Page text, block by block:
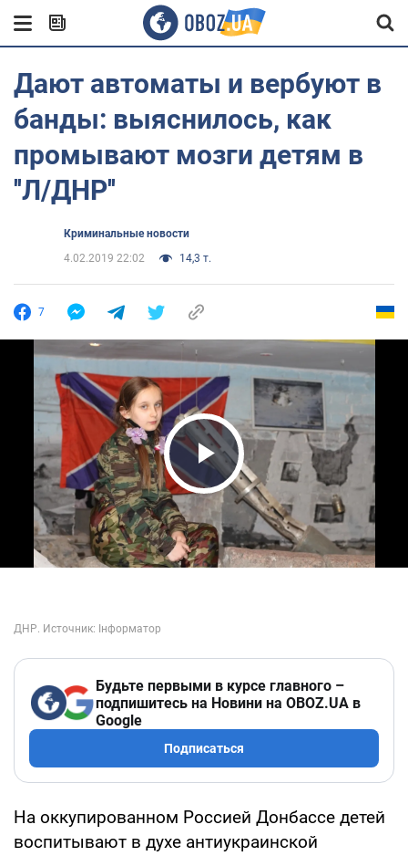
Дают автоматы и вербуют в
банды: выяснилось, как
промывают мозги детям в
''Л/ДНР''
Криминальные новости
4.02.2019 22:02
14,3 т.
7
Play Video
Будьте первыми в курсе главного –
подпишитесь на Новини на OBOZ.UA в
Google
Подписаться
На оккупированном Россией Донбассе детей
воспитывают в духе антиукраинской